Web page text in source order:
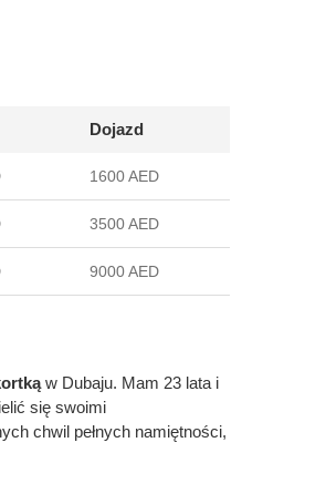
w Dubaju. Mam 23 lata i
się swoimi
chwil pełnych namiętności,
Dojazd
1600 AED
3500 AED
9000 AED